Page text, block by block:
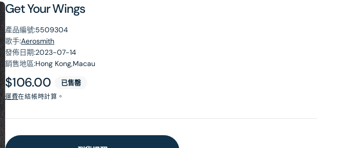
Get Your Wings
產品編號:5509304
歌手:Aerosmith
發佈日期:2023-07-14
銷售地區:Hong Kong,Macau
原
價
$106.00 已售罄
運費在結帳時計算。